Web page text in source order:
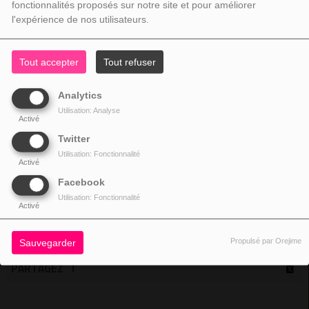
fonctionnalités proposés sur notre site et pour améliorer
l'expérience de nos utilisateurs.
Tout accepter Tout refuser
Analytics
Activé
Utilisation: Analyse
Twitter
Activé
Utilisation: Fonctionnalité
Facebook
Activé
Utilisation: Fonctionnalité
Sauvegarder Propulsé par Orejime
17 AVRIL 2017 - 10:49 - 20627VUES
Sun Travel
PARTAGEZ !